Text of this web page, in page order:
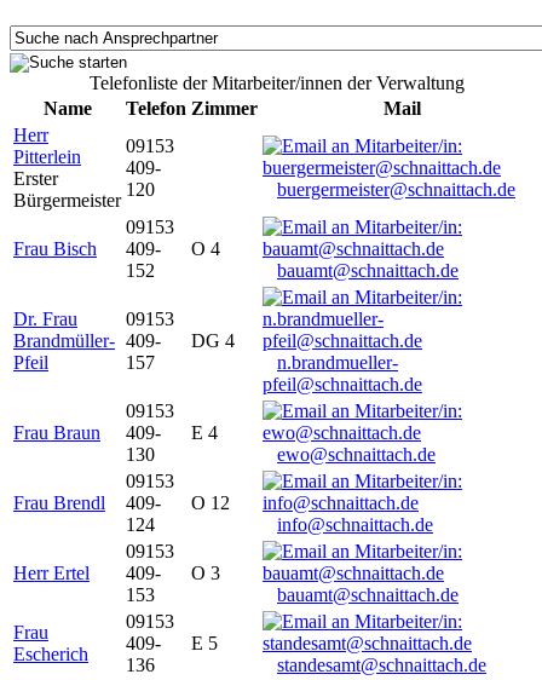
Telefonliste der Mitarbeiter/innen der Verwaltung
Name
Telefon Zimmer
Mail
Herr
Pitterlein
Erster
Bürgermeister
09153
409-
120
buergermeister@schnaittach.de
Frau Bisch
09153
409-
152
O 4
bauamt@schnaittach.de
Dr. Frau
Brandmüller-
Pfeil
09153
409-
157
DG 4
n.brandmueller-
pfeil@schnaittach.de
Frau Braun
09153
409-
130
E 4
ewo@schnaittach.de
Frau Brendl
09153
409-
124
O 12
info@schnaittach.de
Herr Ertel
09153
409-
153
O 3
bauamt@schnaittach.de
Frau
Escherich
09153
409-
136
E 5
standesamt@schnaittach.de